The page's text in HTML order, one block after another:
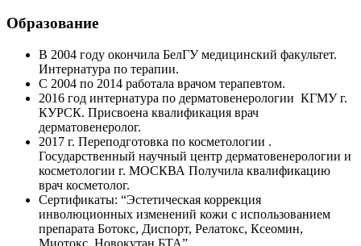
Образование
В 2004 году окончила БелГУ медицинский факультет.
Интернатура по терапии.
С 2004 по 2014 работала врачом терапевтом.
2016 год интернатура по дерматовенерологии КГМУ г.
КУРСК. Присвоена квалификация врач
дерматовенеролог.
2017 г. Переподготовка по косметологии .
Государственный научный центр дерматовенерологии и
косметологии г. МОСКВА Получила квалификацию
врач косметолог.
Сертификаты: “Эстетическая коррекция
инволюционных изменений кожи с использованием
препарата Ботокс, Диспорт, Релатокс, Ксеомин,